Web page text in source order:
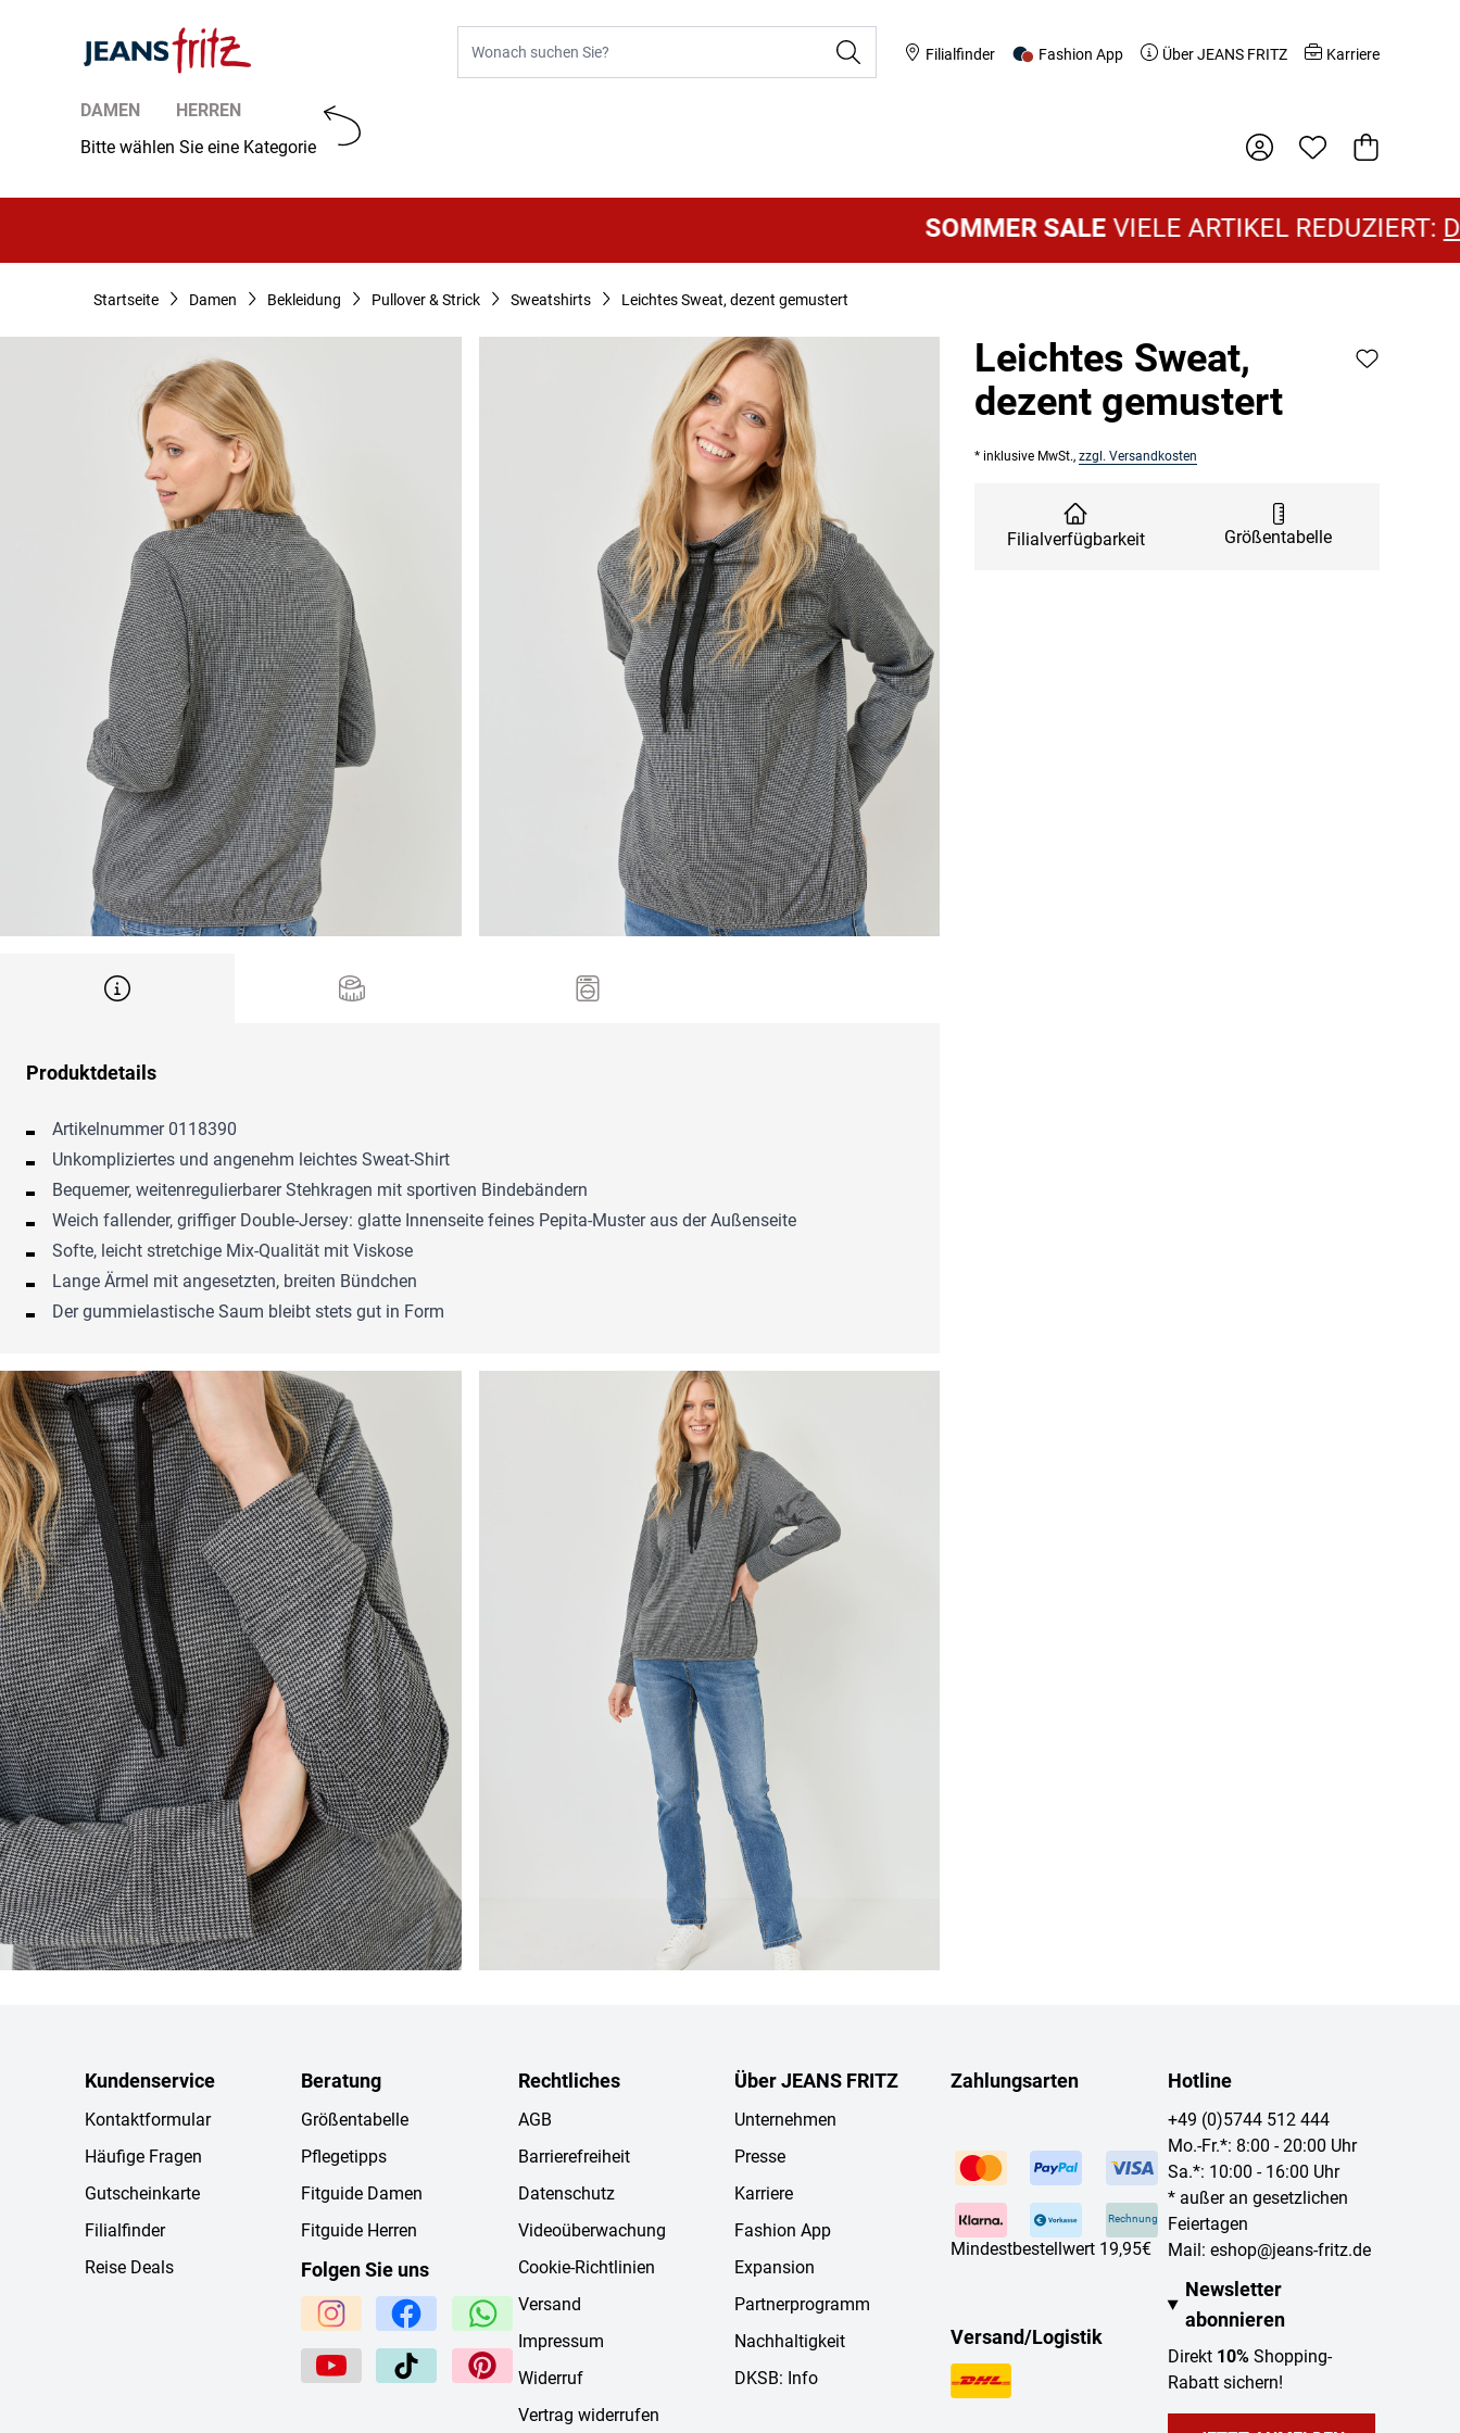
Filialfinder Fashion App Über JEANS FRITZ Karriere
DAMEN
HERREN
Bitte wählen Sie eine Kategorie
Warenkorb
SOMMER SALEVIELE ARTIKEL REDUZIERT:
Startseite Damen Bekleidung Pullover & Strick Sweatshirts Leichtes Sweat, dezent gemustert
Produktdetails
Artikelnummer 0118390
Unkompliziertes und angenehm leichtes Sweat-Shirt
Bequemer, weitenregulierbarer Stehkragen mit sportiven Bindebändern
Weich fallender, griffiger Double-Jersey: glatte Innenseite feines Pepita-Muster aus der Außenseite
Softe, leicht stretchige Mix-Qualität mit Viskose
Lange Ärmel mit angesetzten, breiten Bündchen
Der gummielastische Saum bleibt stets gut in Form
Leichtes Sweat,
dezent gemustert
* inklusive MwSt., zzgl. Versandkosten
Filialverfügbarkeit Größentabelle
Kundenservice
Kontaktformular
Häufige Fragen
Gutscheinkarte
Filialfinder
Reise Deals
Beratung
Größentabelle
Pflegetipps
Fitguide Damen
Fitguide Herren
Folgen Sie uns
Rechtliches
AGB
Barrierefreiheit
Datenschutz
Videoüberwachung
Cookie-Richtlinien
Versand
Impressum
Widerruf
Vertrag widerrufen
Über JEANS FRITZ
Unternehmen
Presse
Karriere
Fashion App
Expansion
Partnerprogramm
Nachhaltigkeit
DKSB: Info
Zahlungsarten
Rechnung
Mindestbestellwert 19,95€
Versand/Logistik
Hotline
+49 (0)5744 512 444
Mo.-Fr.*: 8:00 - 20:00 Uhr
Sa.*: 10:00 - 16:00 Uhr
* außer an gesetzlichen
Feiertagen
Mail: eshop@jeans-fritz.de
Newsletter
abonnieren
Direkt 10%Shopping-
Rabatt sichern!